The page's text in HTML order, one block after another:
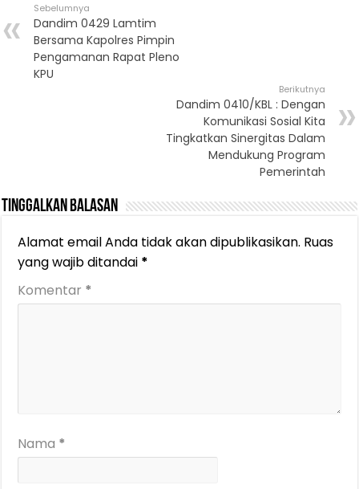
Sebelumnya
Dandim 0429 Lamtim
Bersama Kapolres Pimpin
Pengamanan Rapat Pleno
KPU
Berikutnya
Dandim 0410/KBL : Dengan
Komunikasi Sosial Kita
Tingkatkan Sinergitas Dalam
Mendukung Program
Pemerintah
Tinggalkan Balasan
Alamat email Anda tidak akan dipublikasikan. Ruas
yang wajib ditandai *
Komentar *
Nama *